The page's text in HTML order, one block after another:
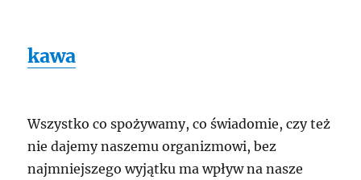
kawa
Wszystko co spożywamy, co świadomie, czy też
nie dajemy naszemu organizmowi, bez
najmniejszego wyjątku ma wpływ na nasze